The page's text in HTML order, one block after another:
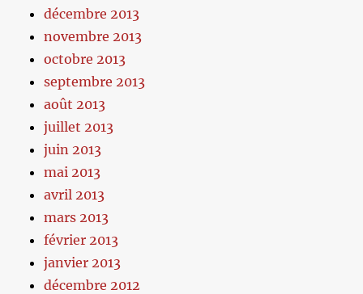
décembre 2013
novembre 2013
octobre 2013
septembre 2013
août 2013
juillet 2013
juin 2013
mai 2013
avril 2013
mars 2013
février 2013
janvier 2013
décembre 2012